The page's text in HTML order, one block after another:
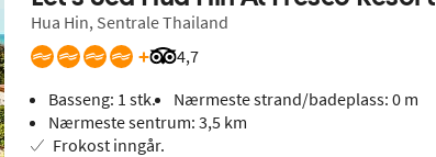
Hua Hin, Sentrale Thailand
+ 4,7
Vurdering fra Tripadvisor: 4.7 of 5
Basseng: 1 stk.
Nærmeste strand/badeplass: 0 m
Nærmeste sentrum: 3,5 km
Frokost inngår.